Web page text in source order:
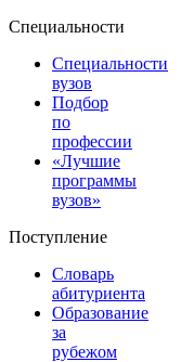
Специальности
Специальности
вузов
Подбор
по
профессии
«Лучшие
программы
вузов»
Поступление
Словарь
абитуриента
Образование
за
рубежом